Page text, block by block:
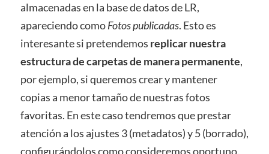
almacenadas en la base de datos de LR,
apareciendo comoFotos publicadas. Esto es
interesante si pretendemos replicar nuestra
estructura de carpetas de manera permanente,
por ejemplo, si queremos crear y mantener
copias a menor tamaño de nuestras fotos
favoritas. En este caso tendremos que prestar
atención a los ajustes 3 (metadatos) y 5 (borrado),
configurándolos como consideremos oportuno.